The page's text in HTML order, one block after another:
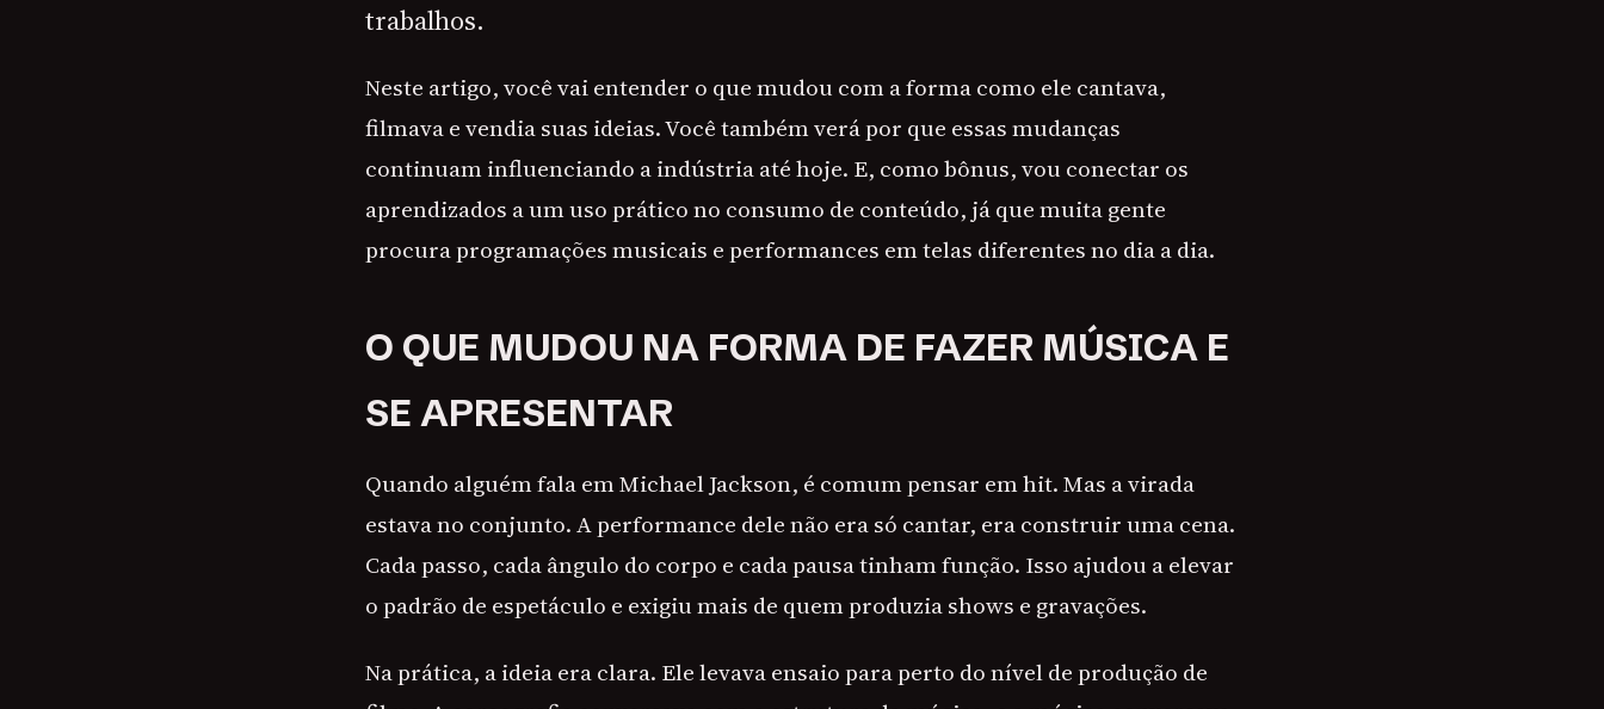
trabalhos.
Neste artigo, você vai entender o que mudou com a forma como ele cantava,
filmava e vendia suas ideias. Você também verá por que essas mudanças
continuam influenciando a indústria até hoje. E, como bônus, vou conectar os
aprendizados a um uso prático no consumo de conteúdo, já que muita gente
procura programações musicais e performances em telas diferentes no dia a dia.
O QUE MUDOU NA FORMA DE FAZER MÚSICA E
SE APRESENTAR
Quando alguém fala em Michael Jackson, é comum pensar em hit. Mas a virada
estava no conjunto. A performance dele não era só cantar, era construir uma cena.
Cada passo, cada ângulo do corpo e cada pausa tinham função. Isso ajudou a elevar
o padrão de espetáculo e exigiu mais de quem produzia shows e gravações.
Na prática, a ideia era clara. Ele levava ensaio para perto do nível de produção de